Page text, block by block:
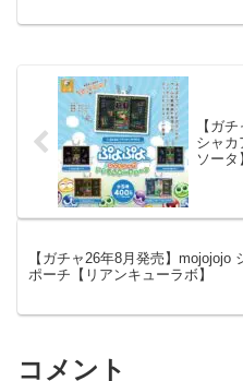
【ガ
シャカ
ソータ
【ガチャ26年8月発売】mojojojo
ポーチ【リアンキューラボ】
コメント